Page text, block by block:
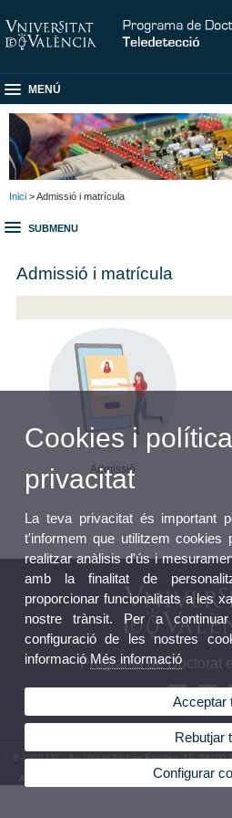
MENÚ
Inici > Admissió i matrícula
SUBMENU
Admissió i matrícula
Admissió
Programa de Doctorat
© 2026 UV. - Av. Vicent Andrés Estellés, 19.
Avís legal Política privacitat|
Cookies i
privacitat
La teva privacitat és important
t'informem que utilitzem cookies
realitzar anàlisis d'ús i
amb la finalitat de
proporcionar funcionalitats a les
nostre trànsit. Per a
configuració de les nostres
informacióMés informació
Acceptar
Rebutjar
Configurar